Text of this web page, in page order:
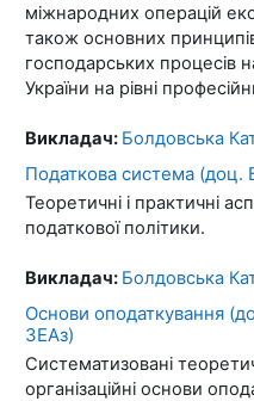
міжнародних операцій
також основних принципів
господарських процесів
України на рівні
Викладач: Болдовська
Податкова система (доц.
Теоретичні і практичні
податкової політики.
Викладач: Болдовська
Основи оподаткування
3ЕАз)
Систематизовані
організаційні основи